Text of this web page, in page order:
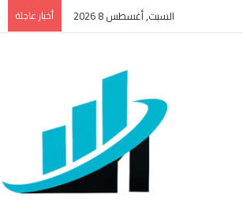
السبت, أغسطس 8 2026 أخبار عاجلة